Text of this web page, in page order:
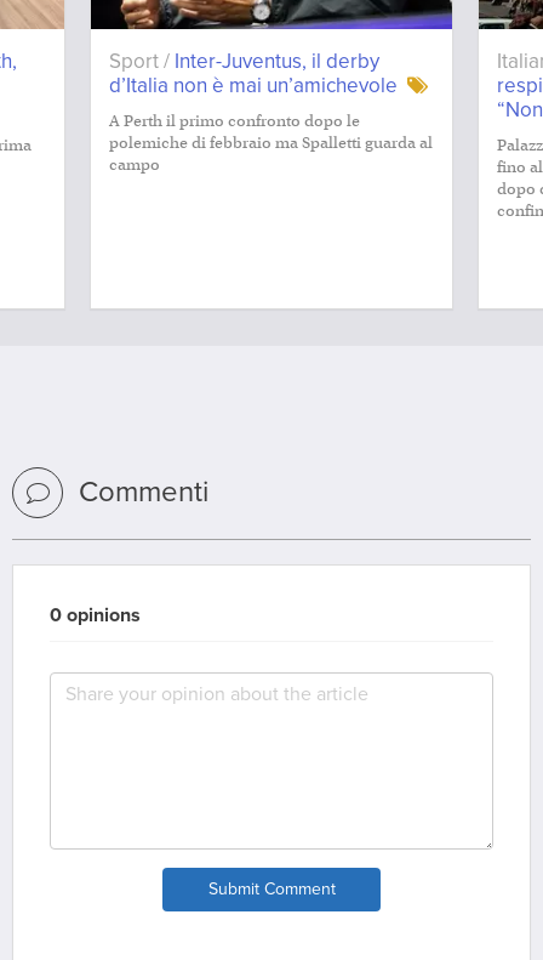
Sport / Inter-Juventus, il derby
d’Italia non è mai un’amichevole
A Perth il primo confronto dopo le
polemiche di febbraio ma Spalletti guarda al
campo
fino
dopo
Commenti
0 opinions
Submit Comment